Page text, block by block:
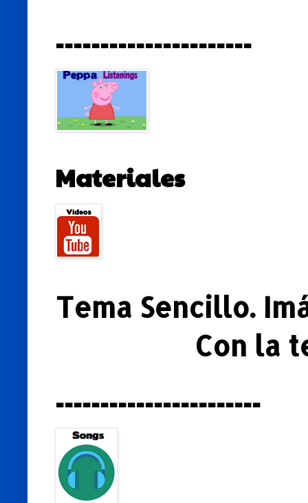
----------------------
Materiales
Tema Sencillo.
Con la
-----------------------